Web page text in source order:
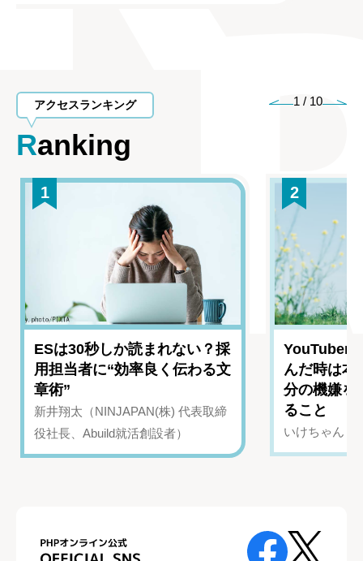
アクセスランキング
Ranking
1 / 10
1
ESは30秒しか読まれない？採
用担当者に“効率良く伝わる文
章術”
新井翔太（NINJAPAN(株) 代表取締
役社長、Abuild就活創設者）
2
YouTuber
んだ時は
分の機嫌を
ること
いけちゃん（